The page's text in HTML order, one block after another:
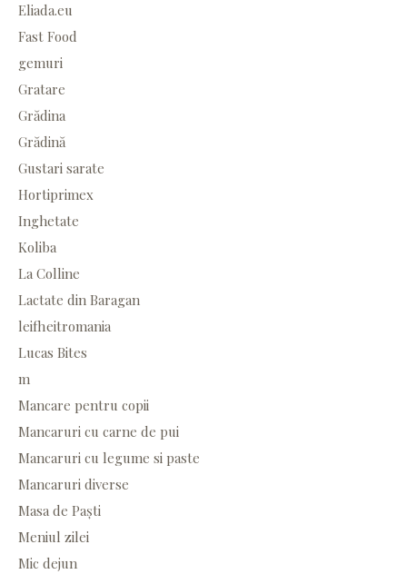
Eliada.eu
Fast Food
gemuri
Gratare
Grădina
Grădină
Gustari sarate
Hortiprimex
Inghetate
Koliba
La Colline
Lactate din Baragan
leifheitromania
Lucas Bites
m
Mancare pentru copii
Mancaruri cu carne de pui
Mancaruri cu legume si paste
Mancaruri diverse
Masa de Paști
Meniul zilei
Mic dejun